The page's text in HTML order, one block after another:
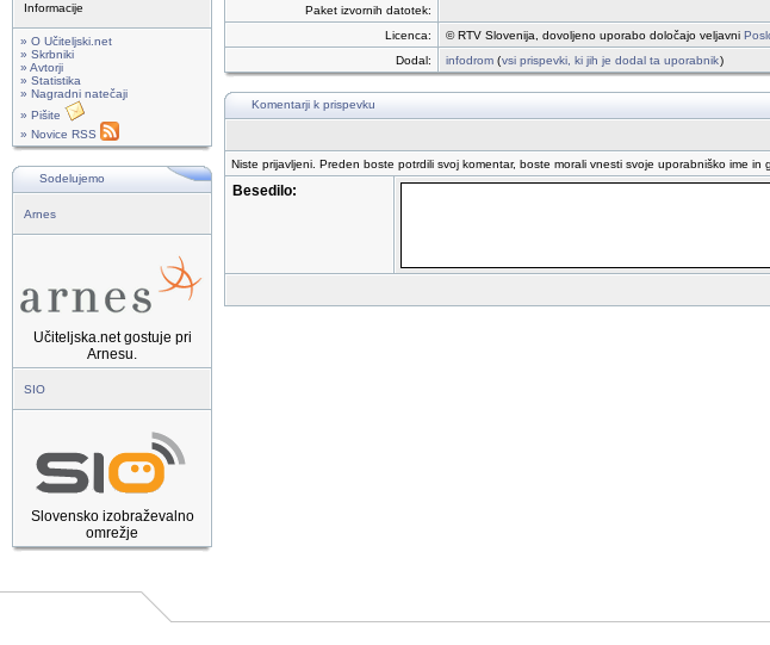
Informacije
» O Učiteljski.net
» Skrbniki
» Avtorji
» Statistika
» Nagradni natečaji
» Pišite
» Novice RSS
Sodelujemo
Arnes
Učiteljska.net gostuje pri
Arnesu.
SIO
Slovensko izobraževalno
omrežje
Paket izvornih datotek:
Licenca:
© RTV Slovenija, dovoljeno uporabo določajo veljavni
Dodal:
infodrom (vsi prispevki, ki jih je dodal ta uporabnik)
Komentarji k prispevku
Niste prijavljeni. Preden boste potrdili svoj komentar, boste morali vnesti svoje uporabniško ime in
Besedilo: